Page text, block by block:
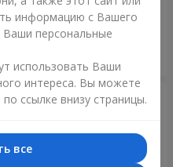
2 570 грн
информацию с Вашего
Ваши персональные
использовать Ваши
интереса. Вы можете
ссылке внизу страницы.
все